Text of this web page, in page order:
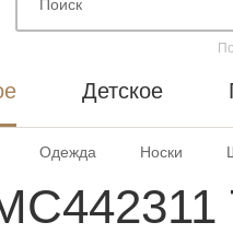
Детское
Одежда Носки